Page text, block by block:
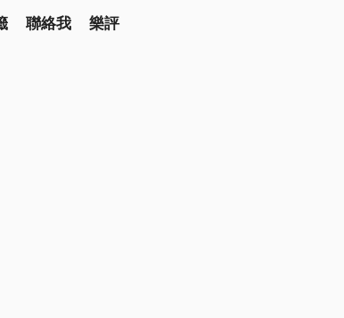
聯絡我 樂評